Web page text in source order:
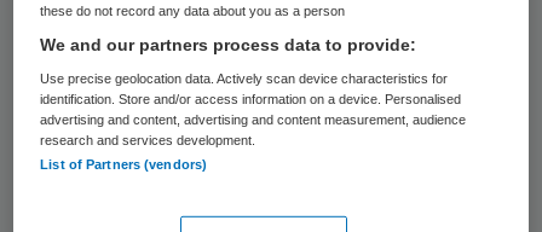
Première
De première was maandag bij het Maris
College in Den Haag, waar een meterslange
these do not record any data about you as a person
We and our partners process data to provide:
Use precise geolocation data. Actively scan device characteristics for
identification. Store and/or access information on a device. Personalised
advertising and content, advertising and content measurement, audience
research and services development.
List of Partners (vendors)